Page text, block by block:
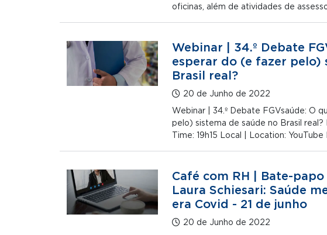
oficinas, além de atividades de
Webinar | 34.º Debate
esperar do (e fazer pelo)
Brasil real?
20 de Junho de 2022
Webinar | 34.º Debate FGVsaúde: O
pelo) sistema de saúde no Brasil real?
Time: 19h15 Local | Location:
Café com RH | Bate-
Laura Schiesari: Saúde
era Covid - 21 de junho
20 de Junho de 2022